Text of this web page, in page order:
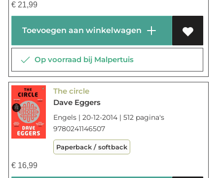
€21,99
Toevoegen aan winkelwagen
Op voorraad bij Malpertuis
The circle
Dave Eggers
Engels | 20-12-2014 | 512 pagina's
9780241146507
Paperback / softback
€16,99